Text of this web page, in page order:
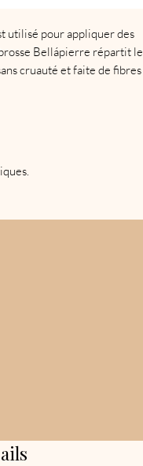
utilisé pour appliquer des
Bellápierre répartit le
cruauté et faite de fibres